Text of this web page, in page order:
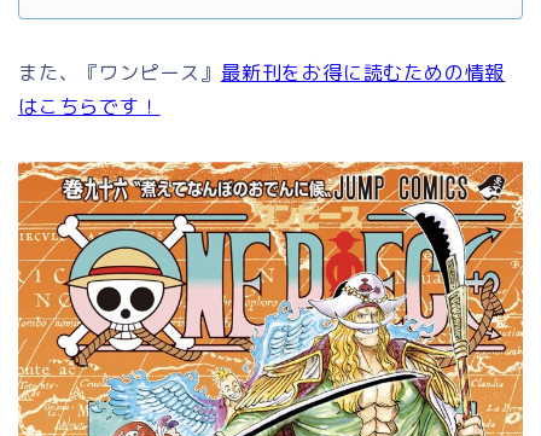
また、『ワンピース』 最新刊をお得に読むための情報
はこちらです！